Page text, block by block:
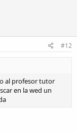
#12
al profesor tutor
en la wed un